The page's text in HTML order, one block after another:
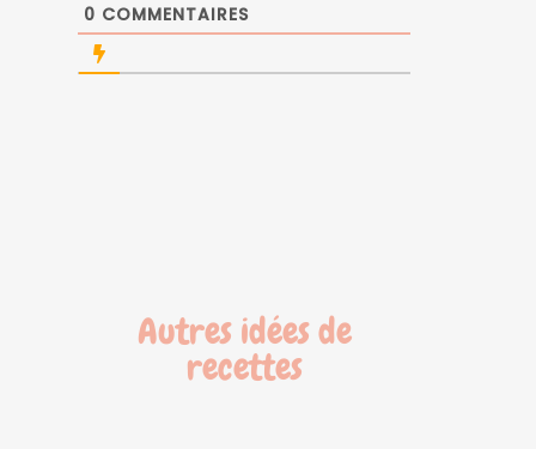
0 COMMENTAIRES
Autres idées de
recettes